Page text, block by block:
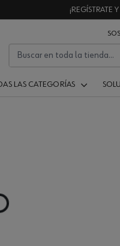
¡REGÍSTRATE
LAS CATEGORÍAS